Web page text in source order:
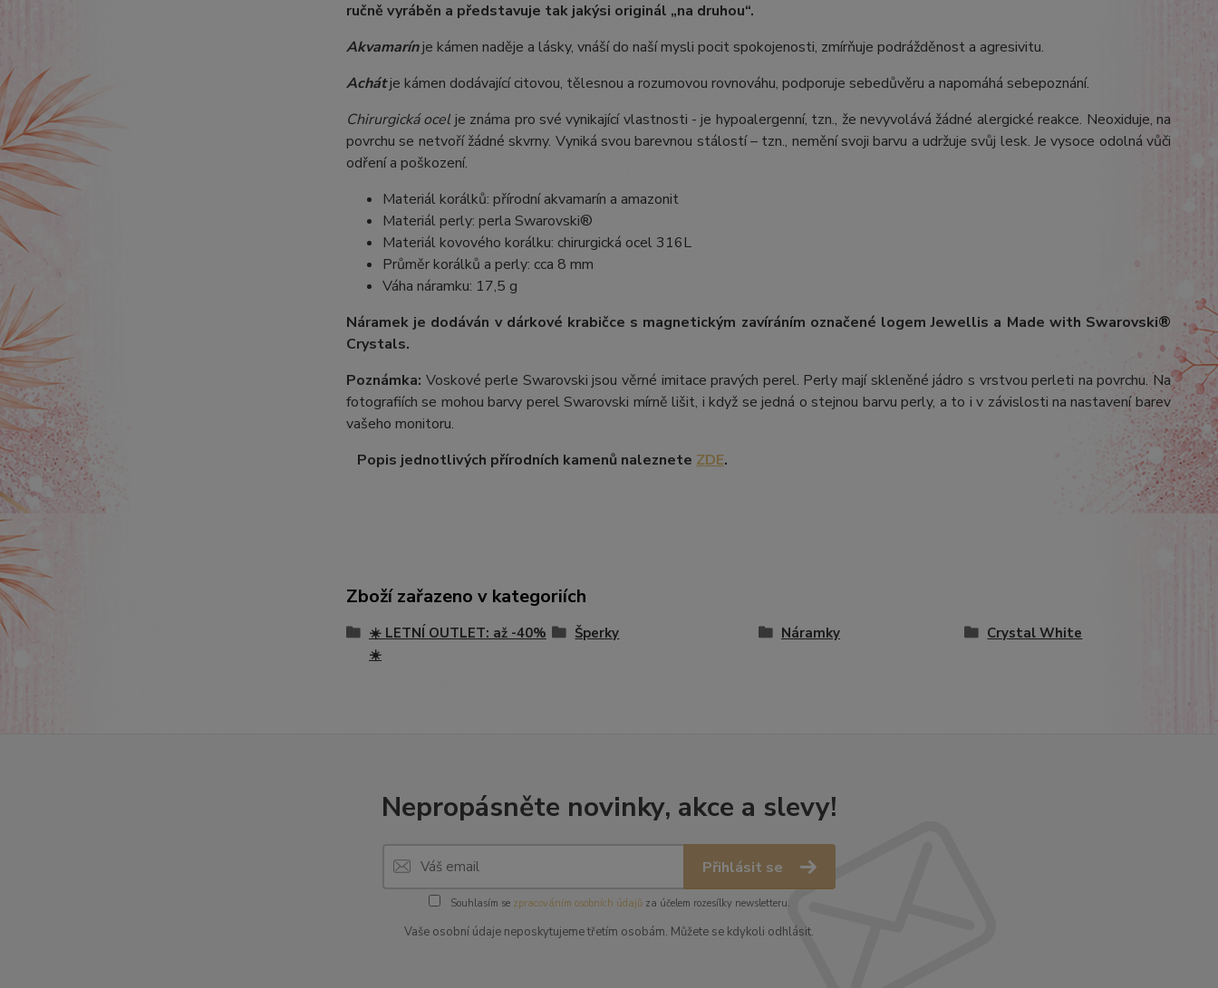
ručně vyráběn a představuje tak jakýsi originál „na druhou“.
Akvamarínje kámen naděje a lásky, vnáší do naší mysli pocit spokojenosti, zmírňuje podrážděnost a agresivitu.
Achátje kámen dodávající citovou, tělesnou a rozumovou rovnováhu, podporuje sebedůvěru a napomáhá sebepoznání.
Chirurgická ocel je známa pro své vynikající vlastnosti - je hypoalergenní, tzn., že nevyvolává žádné alergické reakce. Neoxiduje, na
povrchu se netvoří žádné skvrny. Vyniká svou barevnou stálostí – tzn., nemění svoji barvu a udržuje svůj lesk. Je vysoce odolná vůči
odření a poškození.
Materiál korálků: přírodní akvamarín a amazonit
Materiál perly: perla Swarovski®
Materiál kovového korálku: chirurgická ocel 316L
Průměr korálků a perly: cca 8 mm
Váha náramku: 17,5 g
Náramek je dodáván v dárkové krabičce s magnetickým zavíráním označené logem Jewellis a Made with Swarovski®
Crystals.
Poznámka: Voskové perle Swarovski jsou věrné imitace pravých perel. Perly mají skleněné jádro s vrstvou perleti na povrchu. Na
fotografiích se mohou barvy perel Swarovski mírně lišit, i když se jedná o stejnou barvu perly, a to i v závislosti na nastavení barev
vašeho monitoru.
Popis jednotlivých přírodních kamenů naleznete ZDE.
Zboží zařazeno v kategoriích
☀️ LETNÍ OUTLET: až -40%
☀️
Šperky Náramky Crystal White
Nepropásněte novinky, akce a slevy!
Přihlásit se
Souhlasím se zpracováním osobních údajů za účelem rozesílky newsletteru.
Vaše osobní údaje neposkytujeme třetím osobám. Můžete se kdykoli odhlásit.